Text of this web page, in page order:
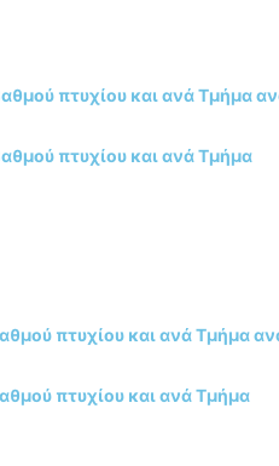
πτυχίου και ανά Τμήμα
πτυχίου και ανά Τμήμα
πτυχίου και ανά Τμήμα
πτυχίου και ανά Τμήμα